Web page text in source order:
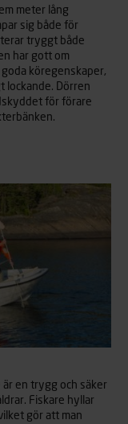
meter lång
sig både för
tryggt både
har gott om
köregenskaper,
lockande. Dörren
för förare
en trygg och säker
Fiskare hyllar
gör att man